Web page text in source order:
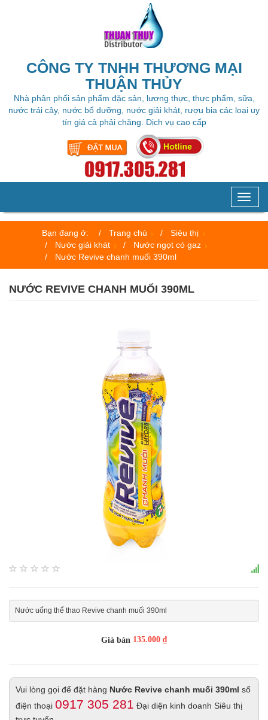
CÔNG TY TNHH THƯƠNG MẠI
THUẬN THỦY
Nhà phân phối sản phẩm đặc sản, lương thực, thực phẩm, sữa,
nước trái cây, nước bổ dưỡng, nước giải khát, rượu bia các loại uy
tín giá cả phải chăng. Dịch vụ cao cấp
Bạn đang ở:
Trang chủ
Siêu thị
Nước giải khát
Nước ngọt có gaz
Nước Revive chanh muối 390ml
NƯỚC REVIVE CHANH MUỐI 390ML
Nước uống thể thao Revive chanh muối 390ml
Giá bán 135.000 ₫
Vui lòng gọi để đặt hàng Nước Revive chanh muối 390ml số
điện thoại 0917 305 281 Đại diện kinh doanh Siêu thị